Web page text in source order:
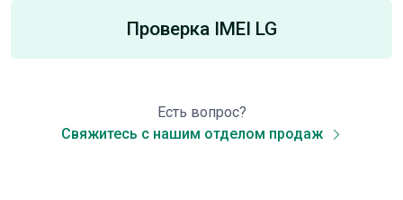
Проверка IMEI LG
Есть вопрос?
Свяжитесь с нашим отделом продаж